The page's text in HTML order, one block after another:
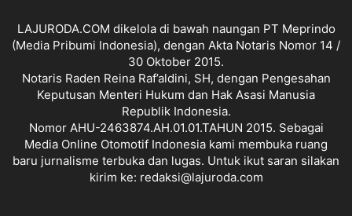
LAJURODA.COM dikelola di bawah naungan PT Meprindo
(Media Pribumi Indonesia), dengan Akta Notaris Nomor 14 /
30 Oktober 2015.
Notaris Raden Reina Raf’aldini, SH, dengan Pengesahan
Keputusan Menteri Hukum dan Hak Asasi Manusia
Republik Indonesia.
Nomor AHU-2463874.AH.01.01.TAHUN 2015. Sebagai
Media Online Otomotif Indonesia kami membuka ruang
baru jurnalisme terbuka dan lugas. Untuk ikut saran silakan
kirim ke: redaksi@lajuroda.com